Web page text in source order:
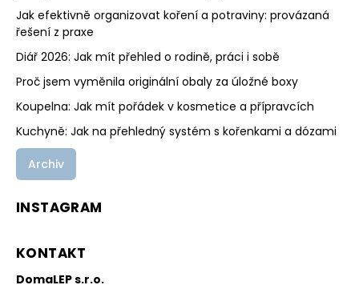
Jak efektivně organizovat koření a potraviny: provázaná
řešení z praxe
Diář 2026: Jak mít přehled o rodině, práci i sobě
Proč jsem vyměnila originální obaly za úložné boxy
Koupelna: Jak mít pořádek v kosmetice a přípravcích
Kuchyně: Jak na přehledný systém s kořenkami a dózami
Archiv
INSTAGRAM
KONTAKT
DomaLEP s.r.o.